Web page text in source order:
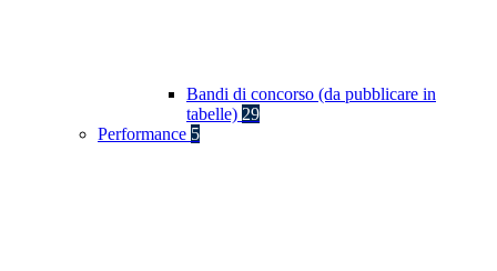
Bandi di concorso (da pubblicare in
tabelle) 29
Performance 5